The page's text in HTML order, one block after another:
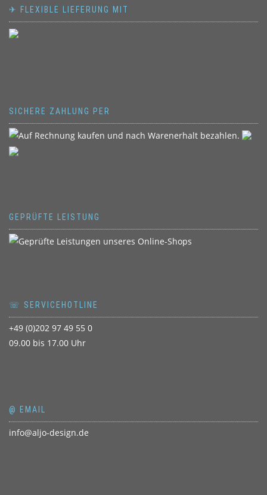
✈ FLEXIBLE LIEFERUNG MIT
SICHERE ZAHLUNG PER
GEPRÜFTE LEISTUNG
☏ SERVICEHOTLINE
+49 (0)202 97 49 55 0
09.00 bis 17.00 Uhr
@ EMAIL
info@aljo-design.de